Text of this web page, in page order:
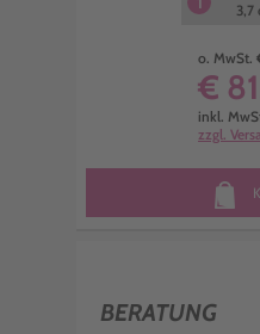
3,7
o. MwSt.
€
inkl.
zzgl.
BERATUNG